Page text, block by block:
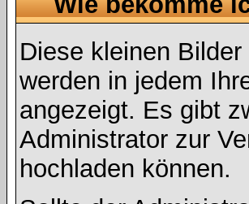
Diese kleinen
werden in jedem
angezeigt. Es gibt
Administrator zur
hochladen können.